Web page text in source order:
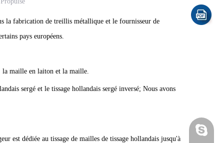
la fabrication de treillis métallique et le fournisseur de
pays européens.
maille en laiton et la maille.
sergé et le tissage hollandais sergé inversé; Nous avons
est dédiée au tissage de mailles de tissage hollandais jusqu'à